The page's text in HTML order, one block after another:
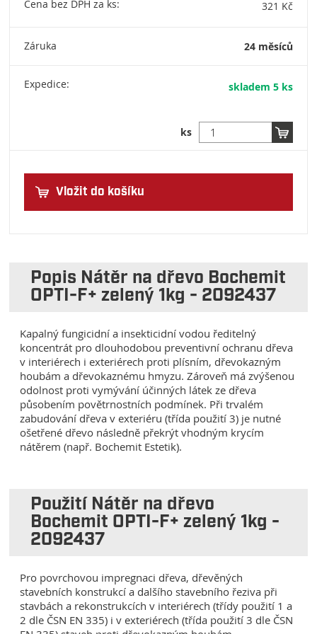
Cena bez DPH za ks: 321 Kč
Záruka 24 měsíců
Expedice: skladem 5 ks
ks
Vložit do košíku
Popis Nátěr na dřevo Bochemit
OPTI-F+ zelený 1kg - 2092437
Kapalný fungicidní a insekticidní vodou ředitelný
koncentrát pro dlouhodobou preventivní ochranu dřeva
v interiérech i exteriérech proti plísním, dřevokazným
houbám a dřevokaznému hmyzu. Zároveň má zvýšenou
odolnost proti vymývání účinných látek ze dřeva
působením povětrnostních podmínek. Při trvalém
zabudování dřeva v exteriéru (třída použití 3) je nutné
ošetřené dřevo následně překrýt vhodným krycím
nátěrem (např. Bochemit Estetik).
Použití Nátěr na dřevo
Bochemit OPTI-F+ zelený 1kg -
2092437
Pro povrchovou impregnaci dřeva, dřevěných
stavebních konstrukcí a dalšího stavebního řeziva při
stavbách a rekonstrukcích v interiérech (třídy použití 1 a
2 dle ČSN EN 335) i v exteriérech (třída použití 3 dle ČSN